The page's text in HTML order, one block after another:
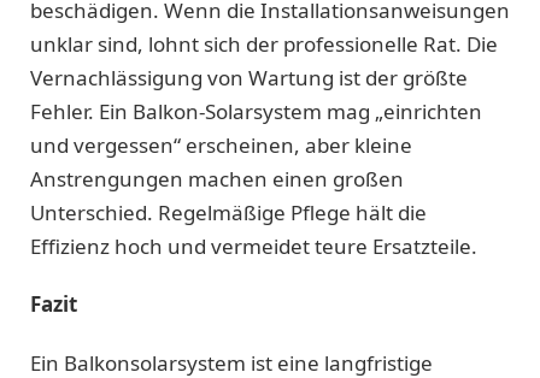
beschädigen. Wenn die Installationsanweisungen
unklar sind, lohnt sich der professionelle Rat. Die
Vernachlässigung von Wartung ist der größte
Fehler. Ein Balkon-Solarsystem mag „einrichten
und vergessen“ erscheinen, aber kleine
Anstrengungen machen einen großen
Unterschied. Regelmäßige Pflege hält die
Effizienz hoch und vermeidet teure Ersatzteile.
Fazit
Ein Balkonsolarsystem ist eine langfristige